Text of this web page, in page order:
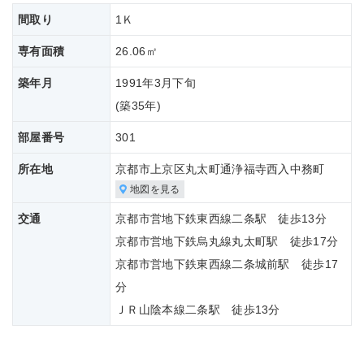
間取り 1Ｋ
専有面積 26.06㎡
築年月
1991年3月下旬
(築35年)
部屋番号 301
所在地 京都市上京区丸太町通浄福寺西入中務町
地図を見る
交通
京都市営地下鉄東西線二条駅 徒歩13分
京都市営地下鉄烏丸線丸太町駅 徒歩17分
京都市営地下鉄東西線二条城前駅 徒歩17
分
ＪＲ山陰本線二条駅 徒歩13分